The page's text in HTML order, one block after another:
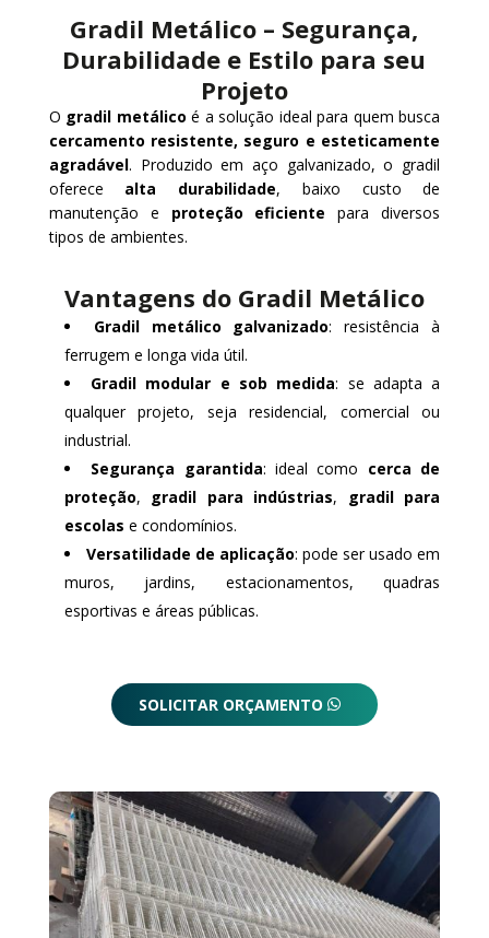
Gradil Metálico – Segurança,
Durabilidade e Estilo para seu
Projeto
O gradil metálico é a solução ideal para quem busca
cercamento resistente, seguro e esteticamente
agradável. Produzido em aço galvanizado, o gradil
oferece alta durabilidade, baixo custo de
manutenção e proteção eficiente para diversos
tipos de ambientes.
Vantagens do Gradil Metálico
Gradil metálico galvanizado: resistência à
ferrugem e longa vida útil.
Gradil modular e sob medida: se adapta a
qualquer projeto, seja residencial, comercial ou
industrial.
Segurança garantida: ideal como cerca de
proteção, gradil para indústrias, gradil para
escolas e condomínios.
Versatilidade de aplicação: pode ser usado em
muros, jardins, estacionamentos, quadras
esportivas e áreas públicas.
SOLICITAR ORÇAMENTO